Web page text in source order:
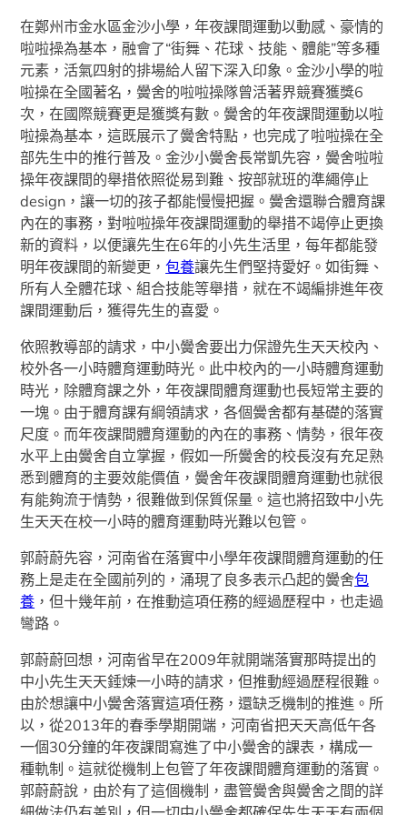
在鄭州市金水區金沙小學，年夜課間運動以動感、豪情的
啦啦操為基本，融會了“街舞、花球、技能、體能”等多種
元素，活氣四射的排場給人留下深入印象。金沙小學的啦
啦操在全國著名，黌舍的啦啦操隊曾活著界競賽獲獎6
次，在國際競賽更是獲獎有數。黌舍的年夜課間運動以啦
啦操為基本，這既展示了黌舍特點，也完成了啦啦操在全
部先生中的推行普及。金沙小黌舍長常凱先容，黌舍啦啦
操年夜課間的舉措依照從易到難、按部就班的準繩停止
design，讓一切的孩子都能慢慢把握。黌舍還聯合體育課
內在的事務，對啦啦操年夜課間運動的舉措不竭停止更換
新的資料，以便讓先生在6年的小先生活里，每年都能發
明年夜課間的新變更，包養讓先生們堅持愛好。如街舞、
所有人全體花球、組合技能等舉措，就在不竭編排進年夜
課間運動后，獲得先生的喜愛。
依照教導部的請求，中小黌舍要出力保證先生天天校內、
校外各一小時體育運動時光。此中校內的一小時體育運動
時光，除體育課之外，年夜課間體育運動也長短常主要的
一塊。由于體育課有綱領請求，各個黌舍都有基礎的落實
尺度。而年夜課間體育運動的內在的事務、情勢，很年夜
水平上由黌舍自立掌握，假如一所黌舍的校長沒有充足熟
悉到體育的主要效能價值，黌舍年夜課間體育運動也就很
有能夠流于情勢，很難做到保質保量。這也將招致中小先
生天天在校一小時的體育運動時光難以包管。
郭蔚蔚先容，河南省在落實中小學年夜課間體育運動的任
務上是走在全國前列的，涌現了良多表示凸起的黌舍包
養 ，但十幾年前，在推動這項任務的經過歷程中，也走過
彎路。
郭蔚蔚回想，河南省早在2009年就開端落實那時提出的
中小先生天天錘煉一小時的請求，但推動經過歷程很難。
由於想讓中小黌舍落實這項任務，還缺乏機制的推進。所
以，從2013年的春季學期開端，河南省把天天高低午各
一個30分鐘的年夜課間寫進了中小黌舍的課表，構成一
種軌制。這就從機制上包管了年夜課間體育運動的落實。
郭蔚蔚說，由於有了這個機制，盡管黌舍與黌舍之間的詳